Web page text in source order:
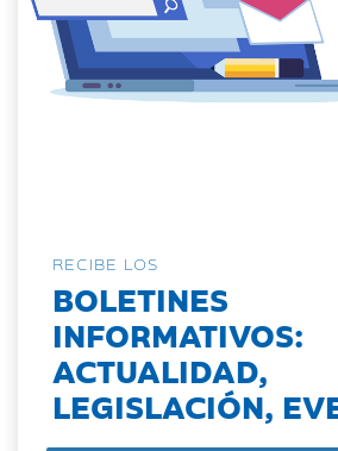
RECIBE LOS
BOLETINES
INFORMATIVOS:
ACTUALIDAD,
LEGISLACIÓN,